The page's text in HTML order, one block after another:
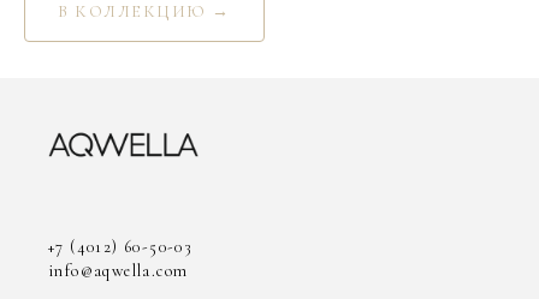
В КОЛЛЕКЦИЮ →
+7 (4012) 60-50-03
info@aqwella.com